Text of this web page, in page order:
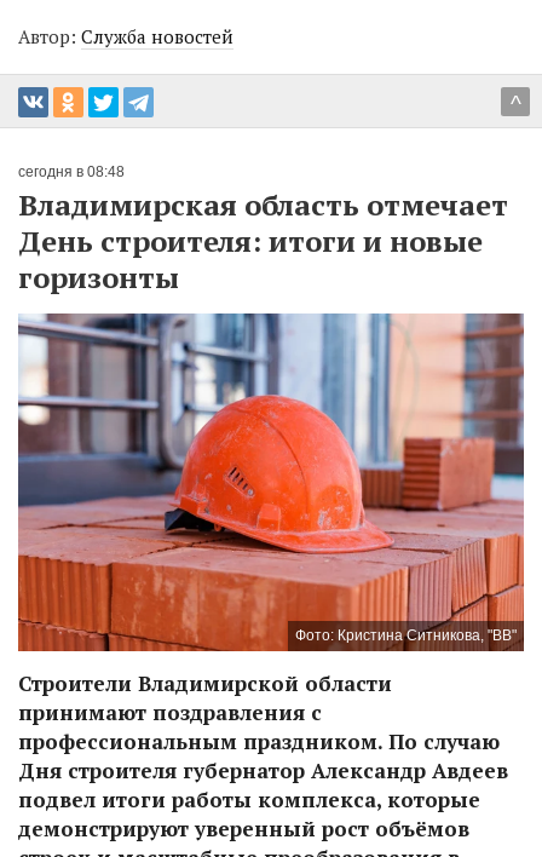
Автор: Служба новостей
^
сегодня в 08:48
Владимирская область отмечает
День строителя: итоги и новые
горизонты
Фото: Кристина Ситникова, "ВВ"
Строители Владимирской области
принимают поздравления с
профессиональным праздником. По случаю
Дня строителя губернатор Александр Авдеев
подвел итоги работы комплекса, которые
демонстрируют уверенный рост объёмов